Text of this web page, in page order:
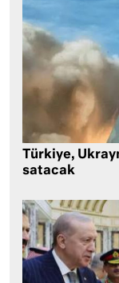
Türkiye,
satacak